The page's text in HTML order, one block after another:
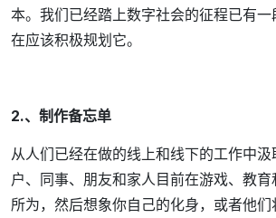
本。我们已经踏上数字社会的征程已有
在应该积极规划它。
2.、制作备忘单
从人们已经在做的线上和线下的工作中
户、同事、朋友和家人目前在游戏、教
所为，然后想象你自己的化身，或者他